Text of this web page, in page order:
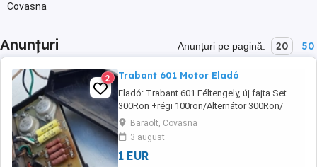
Covasna
Anunțuri Anunțuri pe pagină: 20 50
2 Trabant 601 Motor Eladó
Eladó: Trabant 601 Féltengely, új fajta Set
300Ron +régi 100ron/Alternátor 300Ron/
Karburátor ,öniditó,Első lámpa set, Elsö fék
pompa kicsike, Elektromos gyújtás, 450Ron/
stb! Minden kitűnö álapotba van!
Baraolt, Covasna
3 august
1 EUR